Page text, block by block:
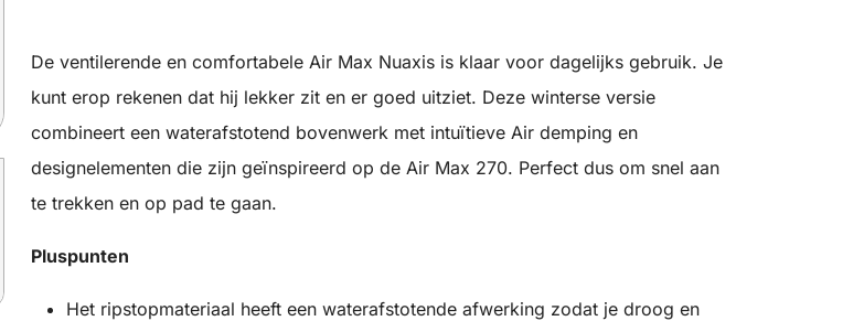
De ventilerende en comfortabele Air Max Nuaxis is klaar voor dagelijks gebruik. Je
kunt erop rekenen dat hij lekker zit en er goed uitziet. Deze winterse versie
combineert een waterafstotend bovenwerk met intuïtieve Air demping en
designelementen die zijn geïnspireerd op de Air Max 270. Perfect dus om snel aan
te trekken en op pad te gaan.
Pluspunten
Het ripstopmateriaal heeft een waterafstotende afwerking zodat je droog en